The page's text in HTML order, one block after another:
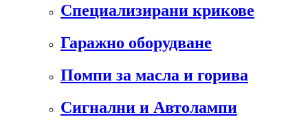
Специализирани крикове
Гаражно оборудване
Помпи за масла и горива
Сигнални и Автолампи